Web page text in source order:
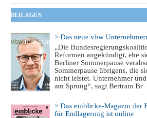
BEILAGEN
> Das neue vbw
„Die
Reformen angekündigt, ehe
Berliner Sommerpause
Sommerpause übrigens, die
nicht leistet. Unternehmer
am Sprung“, sagt Bertram Br
> Das einblicke-Magazin der
für Endlagerung ist online